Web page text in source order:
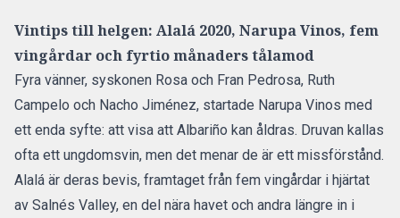
Vintips till helgen: Alalá 2020, Narupa Vinos, fem
vingårdar och fyrtio månaders tålamod
Fyra vänner, syskonen Rosa och Fran Pedrosa, Ruth
Campelo och Nacho Jiménez, startade Narupa Vinos med
ett enda syfte: att visa att Albariño kan åldras. Druvan kallas
ofta ett ungdomsvin, men det menar de är ett missförstånd.
Alalá är deras bevis, framtaget från fem vingårdar i hjärtat
av Salnés Valley, en del nära havet och andra längre in i